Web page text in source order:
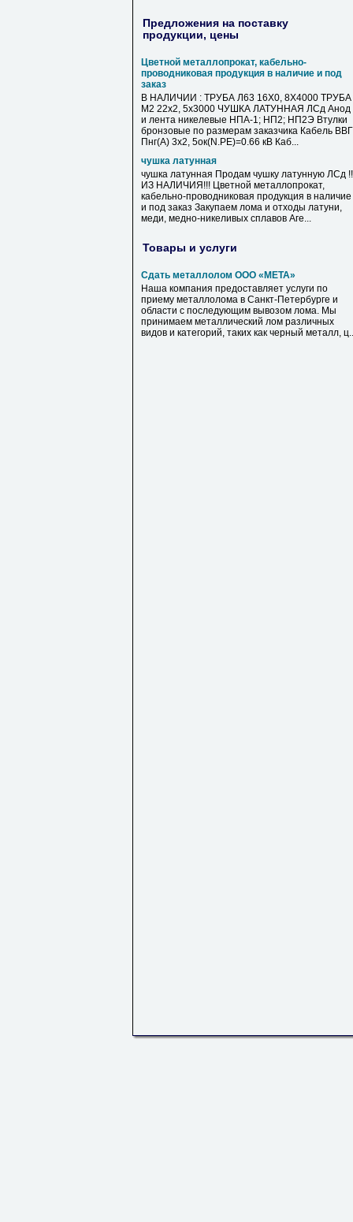
Предложения на поставку
продукции, цены
Цветной металлопрокат, кабельно-
проводниковая продукция в наличие и под
заказ
В НАЛИЧИИ : ТРУБА Л63 16Х0, 8Х4000 ТРУБА
М2 22х2, 5х3000 ЧУШКА ЛАТУННАЯ ЛСд Анод
и лента никелевые НПА-1; НП2; НП2Э Втулки
бронзовые по размерам заказчика Кабель
Пнг(А) 3х2, 5ок(N.PE)=0.66 кВ Каб...
чушка латунная
чушка латунная Продам чушку латунную ЛСд
ИЗ НАЛИЧИЯ!!! Цветной металлопрокат,
кабельно-проводниковая продукция в наличие
и под заказ Закупаем лома и отходы латуни,
меди, медно-никеливых сплавов Аге...
Товары и услуги
Сдать металлолом ООО «МЕТА»
Наша компания предоставляет услуги по
приему металлолома в Санкт-Петербурге и
области с последующим вывозом лома. Мы
принимаем металлический лом различных
видов и категорий, таких как черный металл,